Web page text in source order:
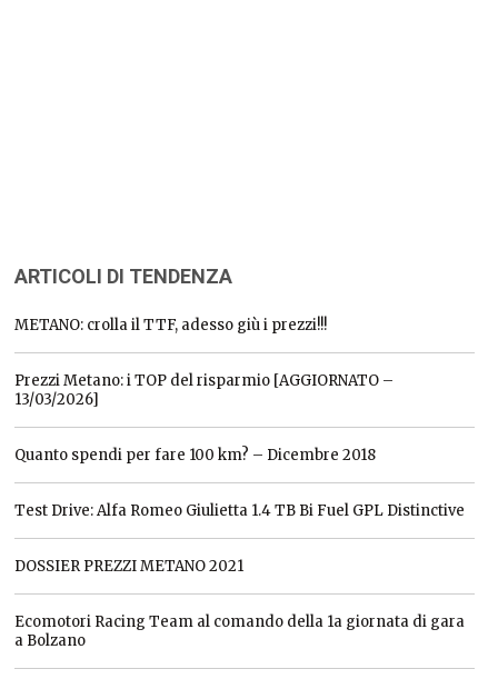
ARTICOLI DI TENDENZA
METANO: crolla il TTF, adesso giù i prezzi!!!
Prezzi Metano: i TOP del risparmio [AGGIORNATO –
13/03/2026]
Quanto spendi per fare 100 km? – Dicembre 2018
Test Drive: Alfa Romeo Giulietta 1.4 TB Bi Fuel GPL Distinctive
DOSSIER PREZZI METANO 2021
Ecomotori Racing Team al comando della 1a giornata di gara
a Bolzano